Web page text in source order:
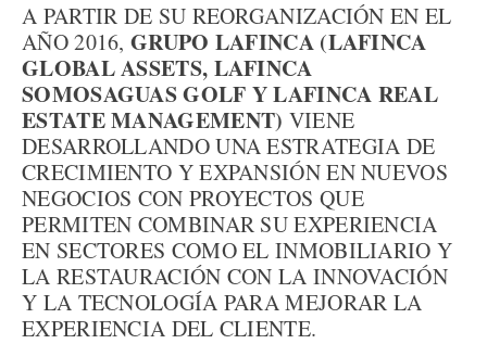
A PARTIR DE SU REORGANIZACIÓN EN EL
AÑO 2016,GRUPO LAFINCA (LAFINCA
GLOBAL ASSETS, LAFINCA
SOMOSAGUAS GOLF Y LAFINCA REAL
ESTATE MANAGEMENT) VIENE
DESARROLLANDO UNA ESTRATEGIA DE
CRECIMIENTO Y EXPANSIÓN EN NUEVOS
NEGOCIOS CON PROYECTOS QUE
PERMITEN COMBINAR SU EXPERIENCIA
EN SECTORES COMO EL INMOBILIARIO Y
LA RESTAURACIÓN CON LA INNOVACIÓN
Y LA TECNOLOGÍA PARA MEJORAR LA
EXPERIENCIA DEL CLIENTE.